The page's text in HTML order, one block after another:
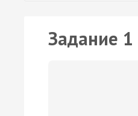
Задание 1